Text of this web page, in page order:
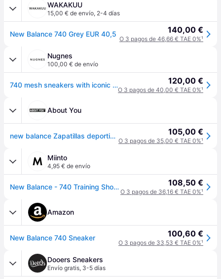
WAKAKUU
15,00 € de envío, 2-4 días
New Balance 740 Grey EUR 40,5 140,00 €
O 3 pagos de 46,66 € TAE 0%¹
Nugnes
100,00 € de envío
740 mesh sneakers with iconic contrasting side logo - NEW BALANCE - gender_Unisex 120,00 €
O 3 pagos de 40,00 € TAE 0%¹
About You
new balance Zapatillas deportivas bajas '740' gris 105,00 €
O 3 pagos de 35,00 € TAE 0%¹
Miinto
4,95 € de envío
New Balance - 740 Training Shoe - Sport - Mujer - Gris - 36 EU - 108,50 €
O 3 pagos de 36,16 € TAE 0%¹
Amazon
New Balance 740 Sneaker 100,60 €
O 3 pagos de 33,53 € TAE 0%¹
Dooers Sneakers
Envío gratis, 3-5 días